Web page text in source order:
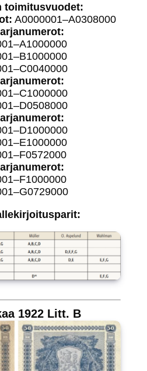
toimitusvuodet:
A0000001–A0308000
1922 Litt. B